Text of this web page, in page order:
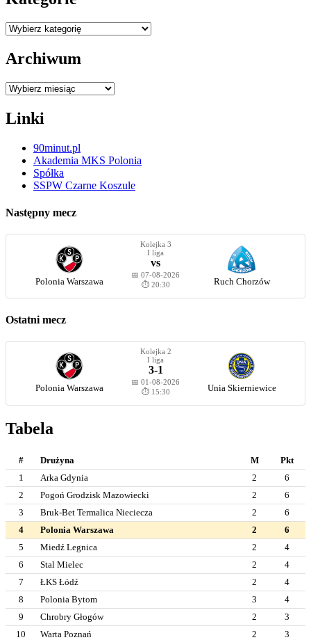
Kategorie
Archiwum
Archiwum
Linki
90minut.pl
Akademia MKS Polonia
Spółka
SSPW Czarne Koszule
Następny mecz
Polonia Warszawa
Kolejka 3
I liga
vs
📅 07-08-2026
⏱️ 20:30
Ruch Chorzów
Ostatni mecz
Polonia Warszawa
Kolejka 2
I liga
3-1
📅 01-08-2026
⏱️ 15:30
Unia Skierniewice
Tabela
# Drużyna M
Pkt
1
Arka Gdynia 2
6
2
Pogoń Grodzisk Mazowiecki 2
6
3
Bruk-Bet Termalica Nieciecza 2
6
4
Polonia Warszawa 2
6
5
Miedź Legnica 2
4
6
Stal Mielec 2
4
7
ŁKS Łódź 2
4
8
Polonia Bytom 3
4
9
Chrobry Głogów 2
3
10
Warta Poznań 2
3